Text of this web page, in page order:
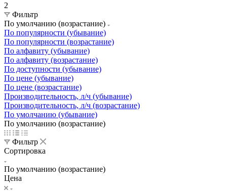
2
Фильтр
По умолчанию (возрастание)
По популярности (убывание)
По популярности (возрастание)
По алфавиту (убывание)
По алфавиту (возрастание)
По доступности (убывание)
По цене (убывание)
По цене (возрастание)
Производительность, л/ч (убывание)
Производительность, л/ч (возрастание)
По умолчанию (убывание)
По умолчанию (возрастание)
Фильтр
Сортировка
По умолчанию (возрастание)
Цена